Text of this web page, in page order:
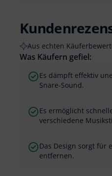
Aus echten
Was Käufern gefiel:
Es dämpft effektiv
Snare-Sound.
Es ermöglicht
verschiedene
Das Design sorgt für
entfernen.